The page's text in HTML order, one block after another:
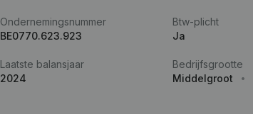
Ondernemingsnummer
BE0770.623.923
Btw-plicht
Ja
Laatste balansjaar
2024
Bedrijfsgrootte
Middelgroot